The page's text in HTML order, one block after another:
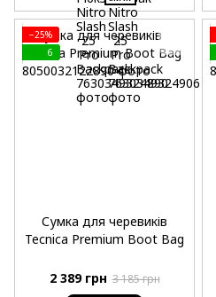
−25%
6
Сумка для черевиків
Tecnica Premium Boot Bag
2 389 грн 3 185 грн